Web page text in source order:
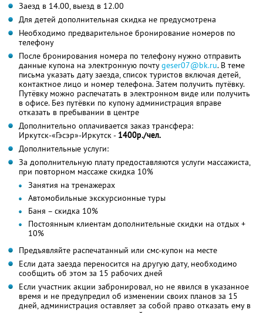
Заезд в 14.00, выезд в 12.00
Для детей дополнительная скидка не предусмотрена
Необходимо предварительное бронирование номеров по
телефону
После бронирования номера по телефону нужно отправить
данные купона на электронную почтуgeser07@bk.ru. В теме
письма указать дату заезда, список туристов включая детей,
контактное лицо и номер телефона. Затем получить путёвку.
Путёвку можно распечатать в электронном виде или получить
в офисе. Без путёвки по купону администрация вправе
отказать в пребывании в центре
Дополнительно оплачивается заказ трансфера:
Иркутск-«Гэсэр»-Иркутск - 1400р./чел.
Дополнительные услуги:
За дополнительную плату предоставляются услуги массажиста,
при повторном массаже скидка 10%
Занятия на тренажерах
Автомобильные экскурсионные туры
Баня – скидка 10%
Постоянным клиентам дополнительные скидки на отдых +
10%
Предъявляйте распечатанный или смс-купон на месте
Если дата заезда переносится на другую дату, необходимо
сообщить об этом за 15 рабочих дней
Если участник акции забронировал, но не явился в указанное
время и не предупредил об изменении своих планов за 15
дней, администрация оставляет за собой право отказать ему в